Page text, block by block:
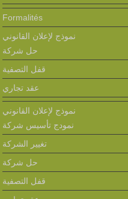
Formalités
نموذج لإعلان القانوني
حل شركة
قفل التصفية
عقد تجاري
نموذج لإعلان القانوني
نمودج تأسيس شركة
تغيير الشركة
حل شركة
قفل التصفية